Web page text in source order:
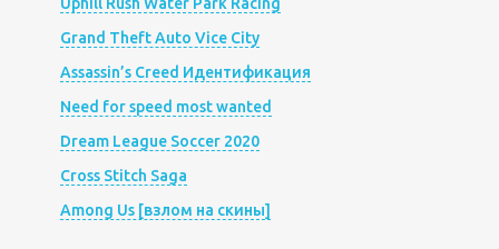
Grand Theft Auto Vice City
Assassin’s Creed Идентификация
Need for speed most wanted
Dream League Soccer 2020
Cross Stitch Saga
Among Us [взлом на скины]